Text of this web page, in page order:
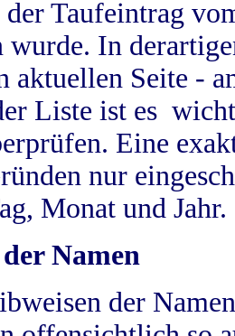
der Taufeintrag
wurde. In
aktuellen Seite -
Liste ist es
Eine
nur
Monat und Jahr.
Namen
der